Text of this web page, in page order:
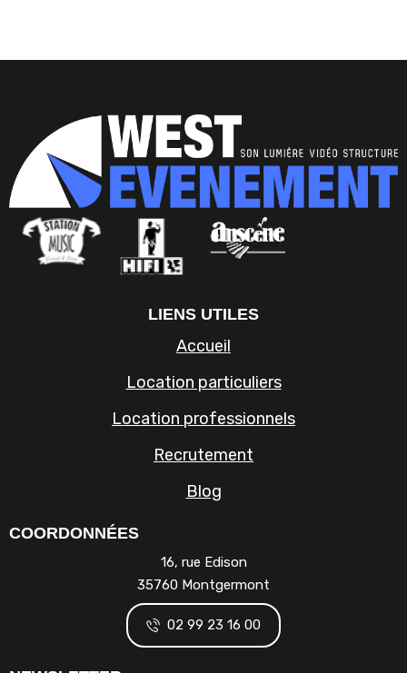
LIENS UTILES
Accueil
Location particuliers
Location professionnels
Recrutement
Blog
COORDONNÉES
16, rue Edison
35760 Montgermont
02 99 23 16 00